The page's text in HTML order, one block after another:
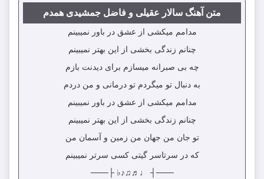
متن آهنگ سالار عقیلی و فاضل جمشیدی همدم
مدامم میکشی از عشق در باور نمیبینم
چنانم زندگی بخشی از این بهتر نمیبینم
چه بی صبرانه میسازم برای دیدنت بازم
به دنبال تو میگردم تو درمانی و من دردم
مدامم میکشی از عشق در باور نمیبینم
چنانم زندگی بخشی از این بهتر نمیبینم
تو جان من جهان من زمین و آسمان من
که در سرتاسر گیتی کسی سرتر نمیبینم
───┤ ♩♬♫♪♭ ├───